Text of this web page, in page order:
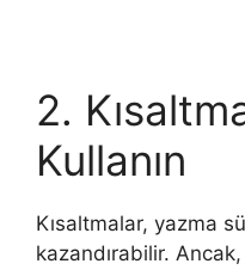
2.
Kullanın
Kısaltmalar, yazma
kazandırabilir. Ancak,